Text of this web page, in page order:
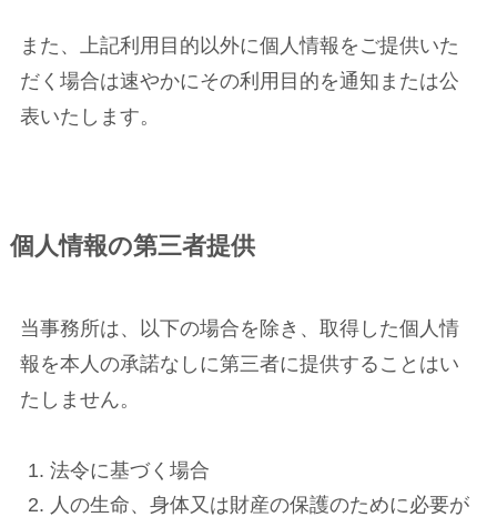
また、上記利用目的以外に個人情報をご提供いた
だく場合は速やかにその利用目的を通知または公
表いたします。
個人情報の第三者提供
当事務所は、以下の場合を除き、取得した個人情
報を本人の承諾なしに第三者に提供することはい
たしません。
法令に基づく場合
人の生命、身体又は財産の保護のために必要が